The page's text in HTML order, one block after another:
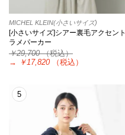
MICHEL KLEIN(小さいサイズ)
[小さいサイズ]シアー裏毛アクセント
ラメパーカー
￥29,700（税込）
→
￥17,820 （税込）
5